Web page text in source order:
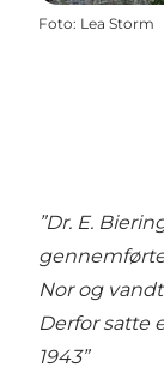
Foto: Lea Storm
”Dr. E.
Nor og
Derfor satte
1943”